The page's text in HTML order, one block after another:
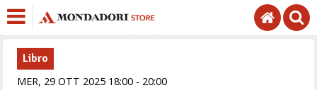
Libro
MER, 29 OTT 2025 1800 - 2000